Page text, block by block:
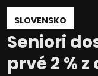
SLOVENSKO
Seniori
prvé 2 %